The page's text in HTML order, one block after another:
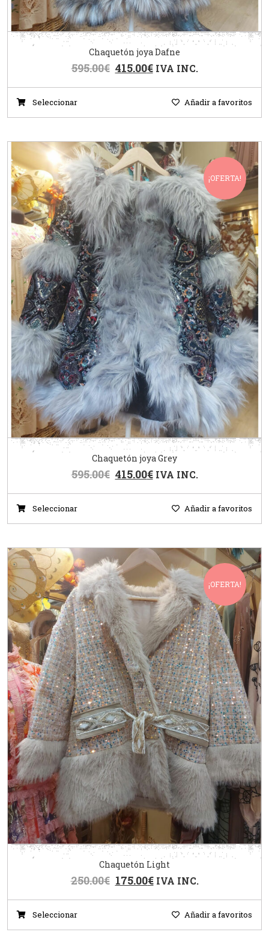
Chaquetón joya Dafne
595.00€ 415.00€ IVA INC.
Seleccionar Añadir a favoritos
¡OFERTA!
Chaquetón joya Grey
595.00€ 415.00€ IVA INC.
Seleccionar Añadir a favoritos
¡OFERTA!
Chaquetón Light
250.00€ 175.00€ IVA INC.
Seleccionar Añadir a favoritos